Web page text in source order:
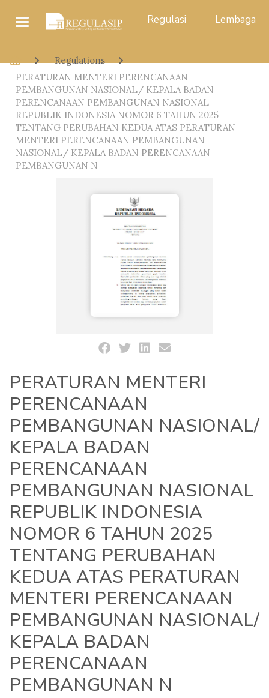
Regulasi Lembaga
Regulations
PERATURAN MENTERI PERENCANAAN
PEMBANGUNAN NASIONAL/ KEPALA BADAN
PERENCANAAN PEMBANGUNAN NASIONAL
REPUBLIK INDONESIA NOMOR 6 TAHUN 2025
TENTANG PERUBAHAN KEDUA ATAS PERATURAN
MENTERI PERENCANAAN PEMBANGUNAN
NASIONAL/ KEPALA BADAN PERENCANAAN
PEMBANGUNAN N
PERATURAN MENTERI
PERENCANAAN
PEMBANGUNAN NASIONAL/
KEPALA BADAN
PERENCANAAN
PEMBANGUNAN NASIONAL
REPUBLIK INDONESIA
NOMOR 6 TAHUN 2025
TENTANG PERUBAHAN
KEDUA ATAS PERATURAN
MENTERI PERENCANAAN
PEMBANGUNAN NASIONAL/
KEPALA BADAN
PERENCANAAN
PEMBANGUNAN N